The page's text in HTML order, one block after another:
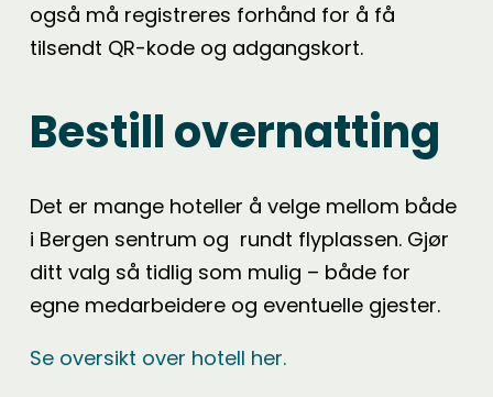
også må registreres forhånd for å få
tilsendt QR-kode og adgangskort.
Bestill overnatting
Det er mange hoteller å velge mellom både
i Bergen sentrum og rundt flyplassen. Gjør
ditt valg så tidlig som mulig – både for
egne medarbeidere og eventuelle gjester.
Se oversikt over hotell her.